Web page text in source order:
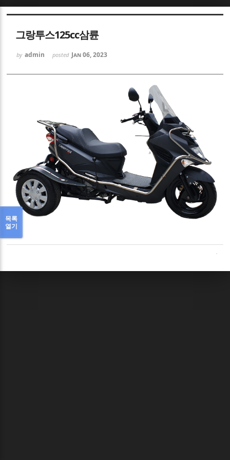
그랑투스125cc삼륜
by admin posted Jan 06, 2023
목록
열기
Sketchbook5, 스케치북5
Sketchbook5, 스케치북5